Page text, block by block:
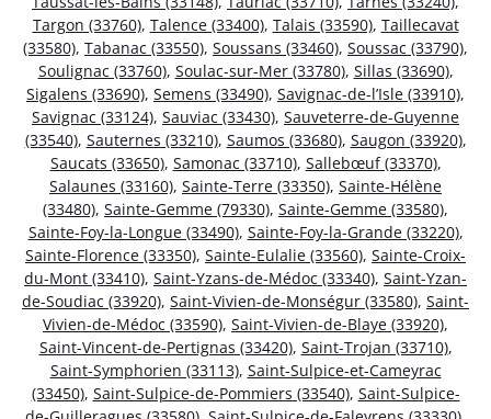
Targon (33760), Talence (33400), Talais (33590), Taillecavat
(33580), Tabanac (33550), Soussans (33460), Soussac (33790),
Soulignac (33760), Soulac-sur-Mer (33780), Sillas (33690),
Sigalens (33690), Semens (33490), Savignac-de-l’Isle (33910),
Savignac (33124), Sauviac (33430), Sauveterre-de-Guyenne
(33540), Sauternes (33210), Saumos (33680), Saugon (33920),
Saucats (33650), Samonac (33710), Sallebœuf (33370),
Salaunes (33160), Sainte-Terre (33350), Sainte-Hélène
(33480), Sainte-Gemme (79330), Sainte-Gemme (33580),
Sainte-Foy-la-Longue (33490), Sainte-Foy-la-Grande (33220),
Sainte-Florence (33350), Sainte-Eulalie (33560), Sainte-Croix-
du-Mont (33410), Saint-Yzans-de-Médoc (33340), Saint-Yzan-
de-Soudiac (33920), Saint-Vivien-de-Monségur (33580), Saint-
Vivien-de-Médoc (33590), Saint-Vivien-de-Blaye (33920),
Saint-Vincent-de-Pertignas (33420), Saint-Trojan (33710),
Saint-Symphorien (33113), Saint-Sulpice-et-Cameyrac
(33450), Saint-Sulpice-de-Pommiers (33540), Saint-Sulpice-